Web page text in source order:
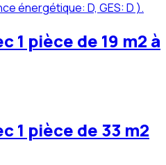
énergétique: D, GES: D ).
1 pièce de 19 m2 à
1 pièce de 33 m2